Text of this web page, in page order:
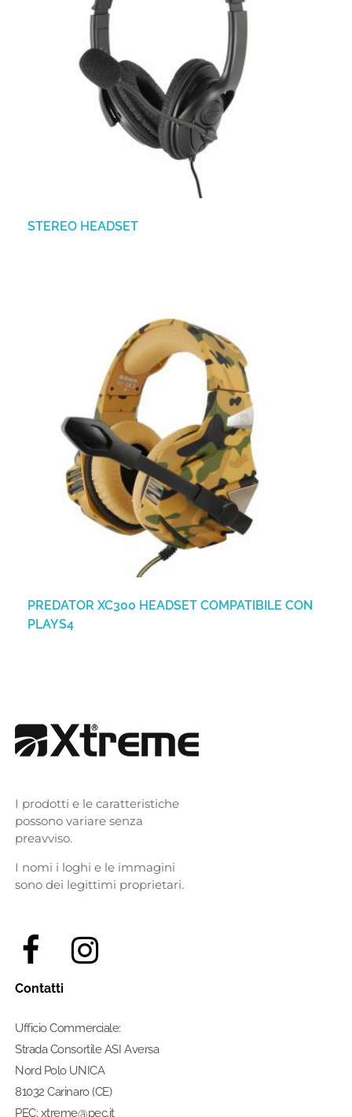
STEREO HEADSET
PREDATOR XC300 HEADSET COMPATIBILE CON
PLAYS4
I prodotti e le caratteristiche
possono variare senza
preavviso.
I nomi i loghi e le immagini
sono dei legittimi proprietari.
Contatti
Ufficio Commerciale:
Strada Consortile ASI Aversa
Nord Polo UNICA
81032 Carinaro (CE)
PEC: xtreme@pec.it